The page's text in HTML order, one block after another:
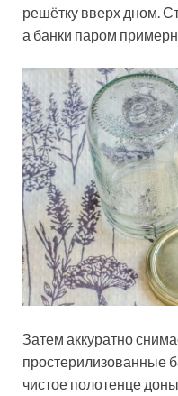
решётку вверх дном.
а банки паром
Затем аккуратно
простерилизованные
чистое полотенце